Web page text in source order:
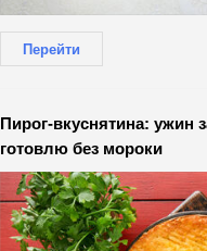
Перейти
Пирог-вкуснятина: ужин
готовлю без мороки